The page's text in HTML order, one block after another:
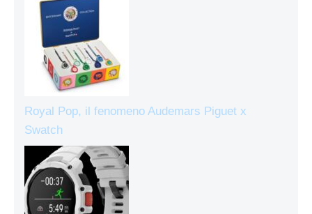
Royal Pop, il fenomeno Audemars Piguet x
Swatch